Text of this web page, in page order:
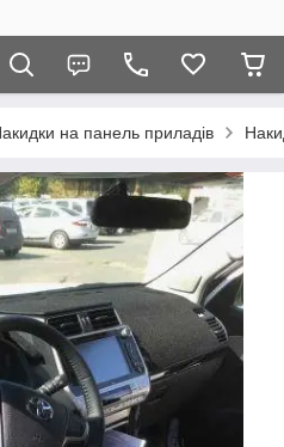
на панель приладів